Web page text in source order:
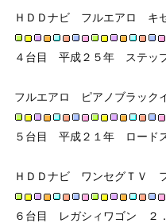
ＨＤＤナビ　フルエアロ　
４台目　平成２５年　ステッ
フルエアロ　ピアノブラック
５台目　平成２１年　ロード
ＨＤＤナビ　ワンセグＴＶ
６台目　レガシィワゴン　